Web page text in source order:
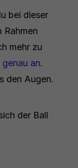
bei dieser
Rahmen
mehr zu
an.
den Augen.
der Ball